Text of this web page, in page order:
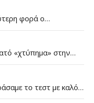
φορά ο
«χτύπημα» στην
(pic)
το τεστ με καλό
σε αυτό που